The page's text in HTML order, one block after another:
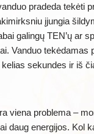
pradeda tekėti
įjungia
galingų TEN’ų ar
Vanduo tekėdamas
sekundes ir iš
viena problema –
daug energijos. Kol